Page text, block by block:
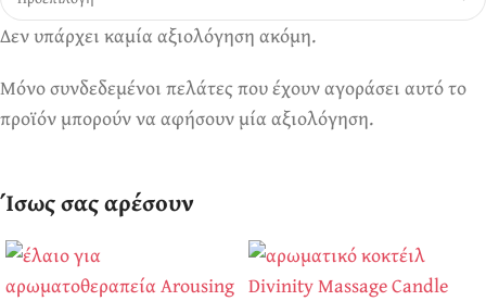
Δεν υπάρχει καμία αξιολόγηση ακόμη.
Μόνο συνδεδεμένοι πελάτες που έχουν αγοράσει αυτό το
προϊόν μπορούν να αφήσουν μία αξιολόγηση.
Ίσως σας αρέσουν